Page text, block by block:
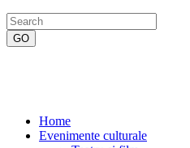
Home
Evenimente culturale